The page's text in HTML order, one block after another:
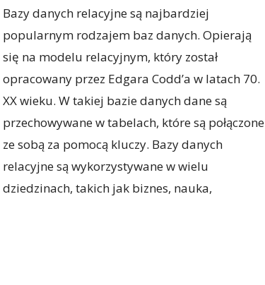
Bazy danych relacyjne są najbardziej
popularnym rodzajem baz danych. Opierają
się na modelu relacyjnym, który został
opracowany przez Edgara Codd’a w latach 70.
XX wieku. W takiej bazie danych dane są
przechowywane w tabelach, które są połączone
ze sobą za pomocą kluczy. Bazy danych
relacyjne są wykorzystywane w wielu
dziedzinach, takich jak biznes, nauka,